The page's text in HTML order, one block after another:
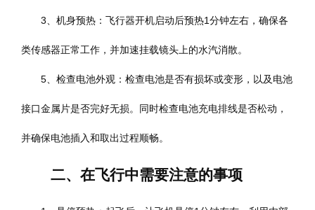
3、机身预热：飞行器开机启动后预热1分钟左右，确保各
类传感器正常工作，并加速挂载镜头上的水汽消散。
5、检查电池外观：检查电池是否有损坏或变形，以及电池
接口金属片是否完好无损。同时检查电池充电排线是否松动，
并确保电池插入和取出过程顺畅。
二、在飞行中需要注意的事项